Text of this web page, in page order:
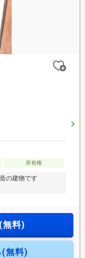
所有権
の建物です
無料)
(無料)